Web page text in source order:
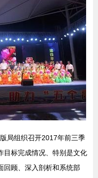
局组织召开2017年前三季
目标完成情况、特别是文化
回顾、深入剖析和系统部